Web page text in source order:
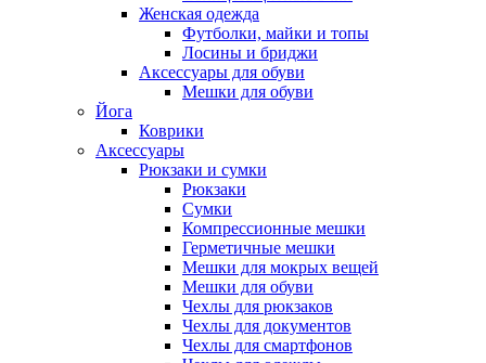
Женская одежда
Футболки, майки и топы
Лосины и бриджи
Аксессуары для обуви
Мешки для обуви
Йога
Коврики
Аксессуары
Рюкзаки и сумки
Рюкзаки
Сумки
Компрессионные мешки
Герметичные мешки
Мешки для мокрых вещей
Мешки для обуви
Чехлы для рюкзаков
Чехлы для документов
Чехлы для смартфонов